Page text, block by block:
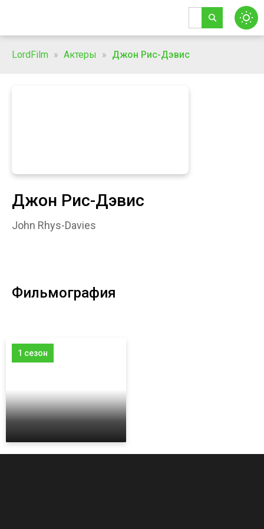
LordFilm » Актеры » Джон Рис-Дэвис
Джон Рис-Дэвис
John Rhys-Davies
Фильмография
1 сезон